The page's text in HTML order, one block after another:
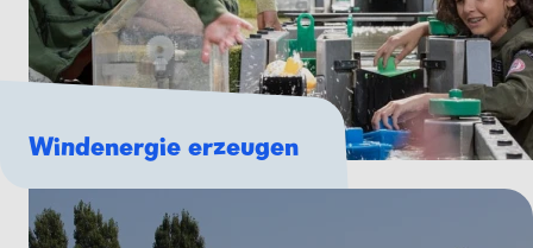
Windenergie erzeugen